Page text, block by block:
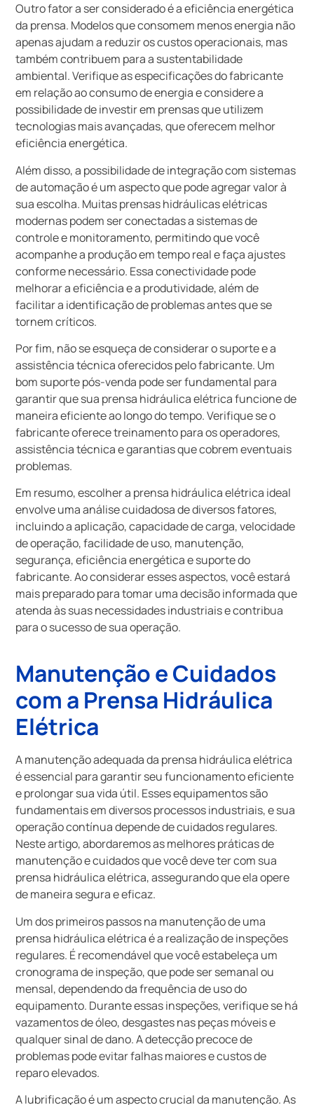
Outro fator a ser considerado é a eficiência energética
da prensa. Modelos que consomem menos energia não
apenas ajudam a reduzir os custos operacionais, mas
também contribuem para a sustentabilidade
ambiental. Verifique as especificações do fabricante
em relação ao consumo de energia e considere a
possibilidade de investir em prensas que utilizem
tecnologias mais avançadas, que oferecem melhor
eficiência energética.
Além disso, a possibilidade de integração com sistemas
de automação é um aspecto que pode agregar valor à
sua escolha. Muitas prensas hidráulicas elétricas
modernas podem ser conectadas a sistemas de
controle e monitoramento, permitindo que você
acompanhe a produção em tempo real e faça ajustes
conforme necessário. Essa conectividade pode
melhorar a eficiência e a produtividade, além de
facilitar a identificação de problemas antes que se
tornem críticos.
Por fim, não se esqueça de considerar o suporte e a
assistência técnica oferecidos pelo fabricante. Um
bom suporte pós-venda pode ser fundamental para
garantir que sua prensa hidráulica elétrica funcione de
maneira eficiente ao longo do tempo. Verifique se o
fabricante oferece treinamento para os operadores,
assistência técnica e garantias que cobrem eventuais
problemas.
Em resumo, escolher a prensa hidráulica elétrica ideal
envolve uma análise cuidadosa de diversos fatores,
incluindo a aplicação, capacidade de carga, velocidade
de operação, facilidade de uso, manutenção,
segurança, eficiência energética e suporte do
fabricante. Ao considerar esses aspectos, você estará
mais preparado para tomar uma decisão informada que
atenda às suas necessidades industriais e contribua
para o sucesso de sua operação.
Manutenção e Cuidados
com a Prensa Hidráulica
Elétrica
A manutenção adequada da prensa hidráulica elétrica
é essencial para garantir seu funcionamento eficiente
e prolongar sua vida útil. Esses equipamentos são
fundamentais em diversos processos industriais, e sua
operação contínua depende de cuidados regulares.
Neste artigo, abordaremos as melhores práticas de
manutenção e cuidados que você deve ter com sua
prensa hidráulica elétrica, assegurando que ela opere
de maneira segura e eficaz.
Um dos primeiros passos na manutenção de uma
prensa hidráulica elétrica é a realização de inspeções
regulares. É recomendável que você estabeleça um
cronograma de inspeção, que pode ser semanal ou
mensal, dependendo da frequência de uso do
equipamento. Durante essas inspeções, verifique se há
vazamentos de óleo, desgastes nas peças móveis e
qualquer sinal de dano. A detecção precoce de
problemas pode evitar falhas maiores e custos de
reparo elevados.
A lubrificação é um aspecto crucial da manutenção. As